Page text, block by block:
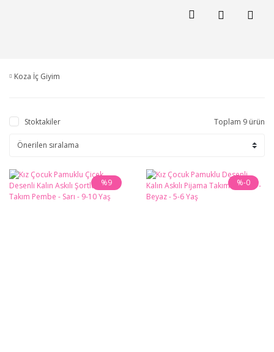
Koza İç Giyim
Stoktakiler Toplam 9 ürün
%9 %-0